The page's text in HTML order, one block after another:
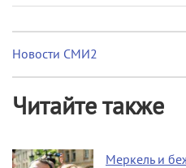
Новости СМИ2
Читайте также
Меркель и